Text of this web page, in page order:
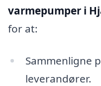
varmepumper i
for at:
Sammenligne
leverandører.